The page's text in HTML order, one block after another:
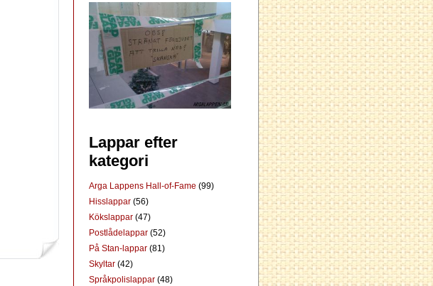
Lappar efter
kategori
Arga Lappens Hall-of-Fame (99)
Hisslappar (56)
Kökslappar (47)
Postlådelappar (52)
På Stan-lappar (81)
Skyltar (42)
Språkpolislappar (48)